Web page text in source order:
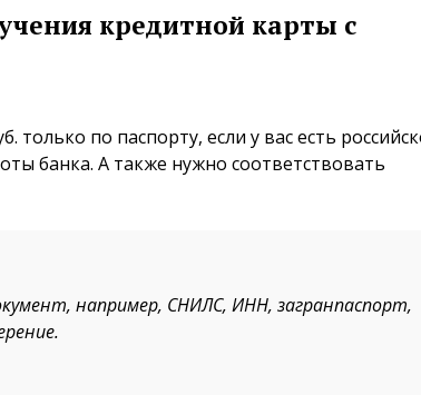
кредитной карты с
по паспорту, если у вас есть
банка. А также нужно соответствовать
например, СНИЛС, ИНН, загранпаспорт,